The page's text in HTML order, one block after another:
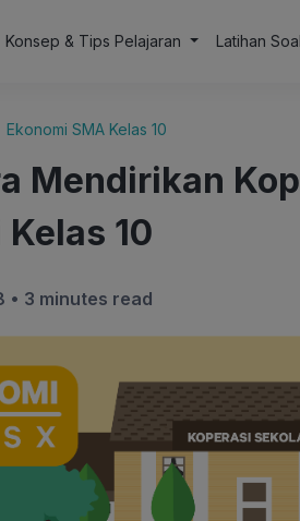
Konsep & Tips Pelajaran Latihan Soal
Ekonomi SMA Kelas 10
Mendirikan
10
• 3 minutes read